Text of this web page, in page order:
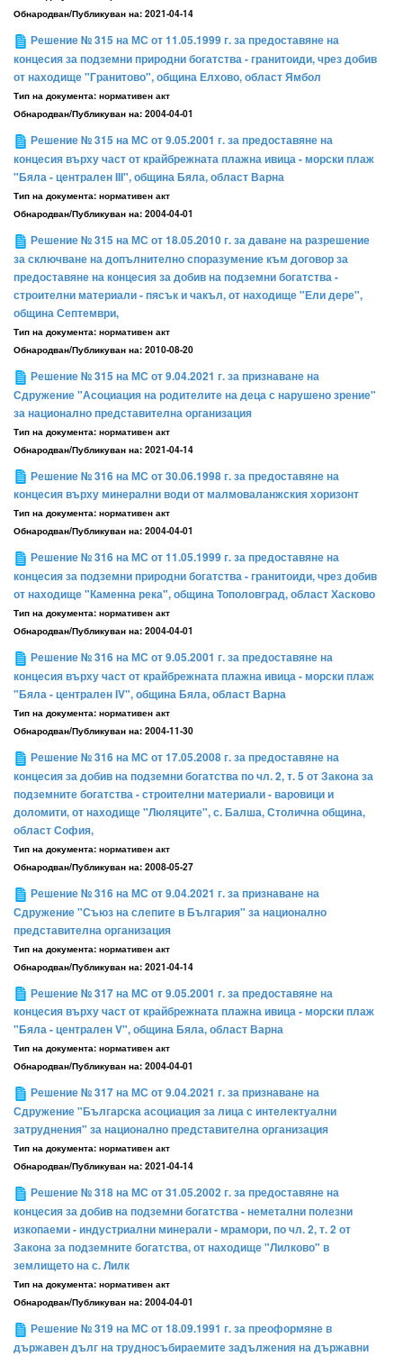
Обнародван/Публикуван на: 2021-04-14
Решение № 315 на МС от 11.05.1999 г. за предоставяне на
концесия за подземни природни богатства - гранитоиди, чрез добив
от находище "Гранитово", община Елхово, област Ямбол
Тип на документа: нормативен акт
Обнародван/Публикуван на: 2004-04-01
Решение № 315 на МС от 9.05.2001 г. за предоставяне на
концесия върху част от крайбрежната плажна ивица - морски плаж
"Бяла - централен III", община Бяла, област Варна
Тип на документа: нормативен акт
Обнародван/Публикуван на: 2004-04-01
Решение № 315 на МС от 18.05.2010 г. за даване на разрешение
за сключване на допълнително споразумение към договор за
предоставяне на концесия за добив на подземни богатства -
строителни материали - пясък и чакъл, от находище "Ели дере",
община Септември,
Тип на документа: нормативен акт
Обнародван/Публикуван на: 2010-08-20
Решение № 315 на МС от 9.04.2021 г. за признаване на
Сдружение "Асоциация на родителите на деца с нарушено зрение"
за национално представителна организация
Тип на документа: нормативен акт
Обнародван/Публикуван на: 2021-04-14
Решение № 316 на МС от 30.06.1998 г. за предоставяне на
концесия върху минерални води от малмоваланжския хоризонт
Тип на документа: нормативен акт
Обнародван/Публикуван на: 2004-04-01
Решение № 316 на МС от 11.05.1999 г. за предоставяне на
концесия за подземни природни богатства - гранитоиди, чрез добив
от находище "Каменна река", община Тополовград, област Хасково
Тип на документа: нормативен акт
Обнародван/Публикуван на: 2004-04-01
Решение № 316 на МС от 9.05.2001 г. за предоставяне на
концесия върху част от крайбрежната плажна ивица - морски плаж
"Бяла - централен IV", община Бяла, област Варна
Тип на документа: нормативен акт
Обнародван/Публикуван на: 2004-11-30
Решение № 316 на МС от 17.05.2008 г. за предоставяне на
концесия за добив на подземни богатства по чл. 2, т. 5 от Закона за
подземните богатства - строителни материали - варовици и
доломити, от находище "Люляците", с. Балша, Столична община,
област София,
Тип на документа: нормативен акт
Обнародван/Публикуван на: 2008-05-27
Решение № 316 на МС от 9.04.2021 г. за признаване на
Сдружение "Съюз на слепите в България" за национално
представителна организация
Тип на документа: нормативен акт
Обнародван/Публикуван на: 2021-04-14
Решение № 317 на МС от 9.05.2001 г. за предоставяне на
концесия върху част от крайбрежната плажна ивица - морски плаж
"Бяла - централен V", община Бяла, област Варна
Тип на документа: нормативен акт
Обнародван/Публикуван на: 2004-04-01
Решение № 317 на МС от 9.04.2021 г. за признаване на
Сдружение "Българска асоциация за лица с интелектуални
затруднения" за национално представителна организация
Тип на документа: нормативен акт
Обнародван/Публикуван на: 2021-04-14
Решение № 318 на МС от 31.05.2002 г. за предоставяне на
концесия за добив на подземни богатства - неметални полезни
изкопаеми - индустриални минерали - мрамори, по чл. 2, т. 2 от
Закона за подземните богатства, от находище "Лилково" в
землището на с. Лилк
Тип на документа: нормативен акт
Обнародван/Публикуван на: 2004-04-01
Решение № 319 на МС от 18.09.1991 г. за преоформяне в
държавен дълг на трудносъбираемите задължения на държавни